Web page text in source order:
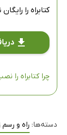
کتابراه را
چرا کتابراه را
دسته‌ها: راه و رسم